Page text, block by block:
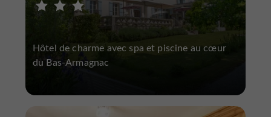
Hôtel de charme avec spa et piscine au cœur
du Bas-Armagnac